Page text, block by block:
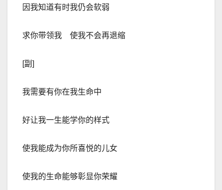
因我知道有时我仍会软弱
求你带领我 使我不会再退缩
[副]
我需要有你在我生命中
好让我一生能学你的样式
使我能成为你所喜悦的儿女
使我的生命能够彰显你荣耀